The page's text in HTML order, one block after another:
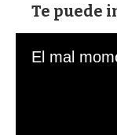
Te puede